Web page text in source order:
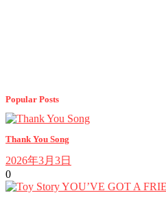
Popular Posts
Thank You Song
2026年3月3日
0